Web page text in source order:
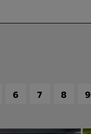
6 7 8 9